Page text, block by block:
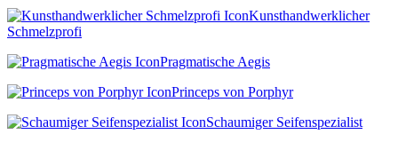
Kunsthandwerklicher
Schmelzprofi
Pragmatische Aegis
Princeps von Porphyr
Schaumiger Seifenspezialist